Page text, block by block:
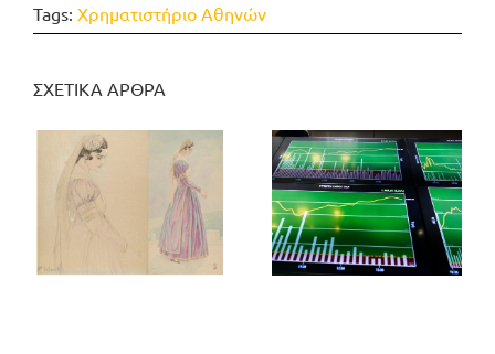
Tags: Χρηματιστήριο Αθηνών
ΣΧΕΤΙΚΑ ΑΡΘΡΑ